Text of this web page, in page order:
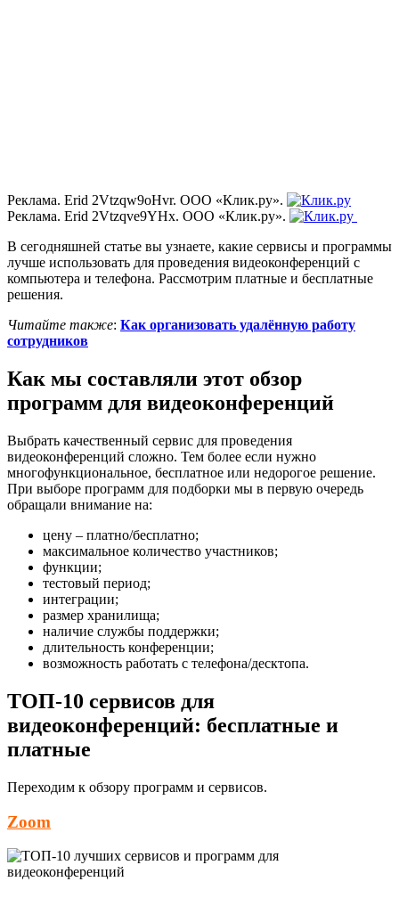
Реклама. Erid 2Vtzqw9oHvr. ООО «Клик.ру».
Реклама. Erid 2Vtzqve9YHx. ООО «Клик.ру».
В сегодняшней статье вы узнаете, какие сервисы и программы
лучше использовать для проведения видеоконференций с
компьютера и телефона. Рассмотрим платные и бесплатные
решения.
Читайте также: Как организовать удалённую работу
сотрудников
Как мы составляли этот обзор
программ для видеоконференций
Выбрать качественный сервис для проведения
видеоконференций сложно. Тем более если нужно
многофункциональное, бесплатное или недорогое решение.
При выборе программ для подборки мы в первую очередь
обращали внимание на:
цену – платно/бесплатно;
максимальное количество участников;
функции;
тестовый период;
интеграции;
размер хранилища;
наличие службы поддержки;
длительность конференции;
возможность работать с телефона/десктопа.
ТОП-10 сервисов для
видеоконференций: бесплатные и
платные
Переходим к обзору программ и сервисов.
Zoom